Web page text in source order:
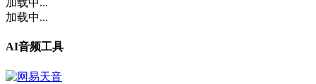
加载中...
加载中...
AI音频工具